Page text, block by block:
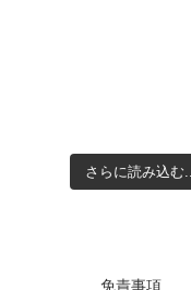
さらに読み込む...
免責事項